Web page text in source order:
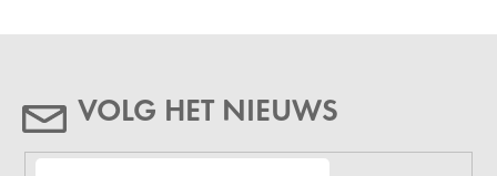
VOLG HET NIEUWS